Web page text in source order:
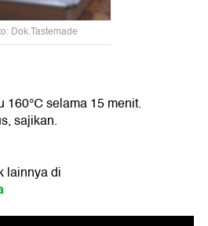
Dok.Tastemade
160℃ selama 15 menit.
sajikan.
lainnya di